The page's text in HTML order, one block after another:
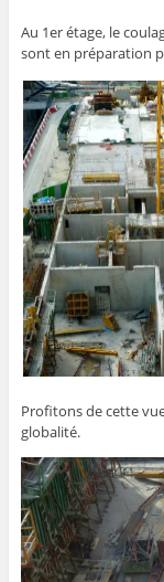
Au 1er étage, le
sont en préparation
Profitons de cette
globalité.